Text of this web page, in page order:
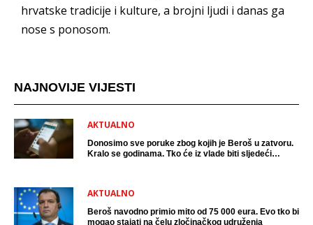
hrvatske tradicije i kulture, a brojni ljudi i danas ga
nose s ponosom.
NAJNOVIJE VIJESTI
AKTUALNO
Donosimo sve poruke zbog kojih je Beroš u zatvoru.
Kralo se godinama. Tko će iz vlade biti sljedeći
AKTUALNO
Beroš navodno primio mito od 75 000 eura. Evo tko bi
mogao stajati na čelu zločinačkog udruženja